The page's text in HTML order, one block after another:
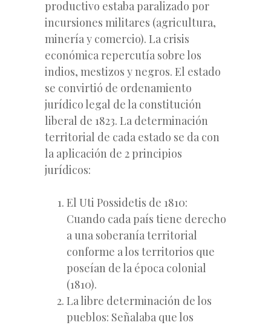
productivo estaba paralizado por
incursiones militares (agricultura,
minería y comercio). La crisis
económica repercutía sobre los
indios, mestizos y negros. El estado
se convirtió de ordenamiento
jurídico legal de la constitución
liberal de 1823. La determinación
territorial de cada estado se da con
la aplicación de 2 principios
jurídicos:
El Uti Possidetis de 1810:
Cuando cada país tiene derecho
a una soberanía territorial
conforme a los territorios que
poseían de la época colonial
(1810).
La libre determinación de los
pueblos: Señalaba que los